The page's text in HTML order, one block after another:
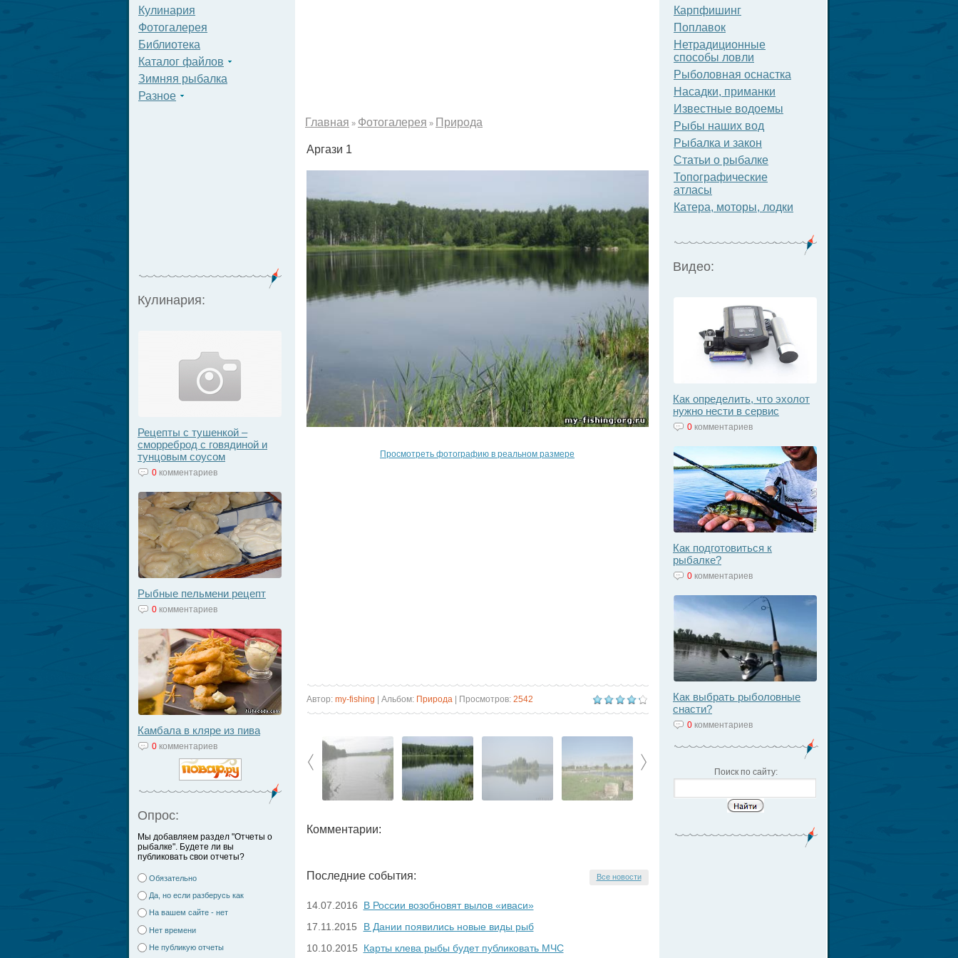
Кулинария
Фотогалерея
Библиотека
Каталог файлов
Зимняя рыбалка
Разное
Кулинария:
Рецепты с тушенкой –
сморреброд с говядиной и
тунцовым соусом
0 комментариев
Рыбные пельмени рецепт
0 комментариев
Камбала в кляре из пива
0 комментариев
Опрос:
Мы добавляем раздел "Отчеты о
рыбалке". Будете ли вы
публиковать свои отчеты?
Обязательно
Да, но если разберусь как
На вашем сайте - нет
Нет времени
Не публикую отчеты
Главная » Фотогалерея » Природа
Аргази 1
Просмотреть фотографию в реальном размере
Автор: my-fishing | Альбом: Природа| Просмотров: 2542
Комментарии:
Последние события: Все новости
14.07.2016
В России возобновят вылов «иваси»
17.11.2015
В Дании появились новые виды рыб
10.10.2015
Карты клева рыбы будет публиковать МЧС
Карпфишинг
Поплавок
Нетрадиционные
способы ловли
Рыболовная оснастка
Насадки, приманки
Известные водоемы
Рыбы наших вод
Рыбалка и закон
Статьи о рыбалке
Топографические
атласы
Катера, моторы, лодки
Видео:
Как определить, что эхолот
нужно нести в сервис
0 комментариев
Как подготовиться к
рыбалке?
0 комментариев
Как выбрать рыболовные
снасти?
0 комментариев
Поиск по сайту: